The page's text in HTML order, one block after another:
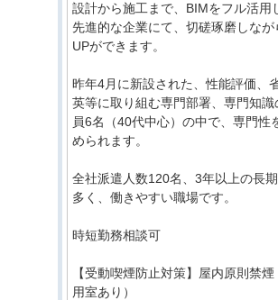
設計から施工まで、BIMをフル活用
先進的な企業にて、切磋琢磨しなが
UPができます。
昨年4月に新設された、性能評価、
英等に取り組む専門部署、専門知識
員6名（40代中心）の中で、専門性
められます。
全社派遣人数120名、3年以上の長
多く、働きやすい職場です。
時短勤務相談可
【受動喫煙防止対策】屋内原則禁
用室あり）